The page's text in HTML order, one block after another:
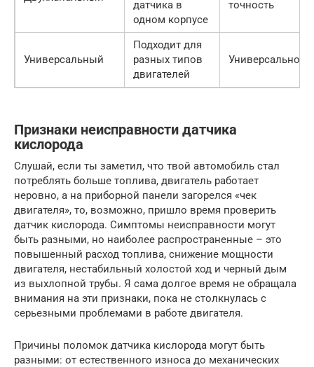
датчика в
одном корпусе
точность
Универсальный
Подходит для
разных типов
двигателей
Признаки неисправности датчика
кислорода
Слушай, если ты заметил, что твой автомобиль стал
потреблять больше топлива, двигатель работает
неровно, а на приборной панели загорелся «чек
двигателя», то, возможно, пришло время проверить
датчик кислорода. Симптомы неисправности могут
быть разными, но наиболее распространенные – это
повышенный расход топлива, снижение мощности
двигателя, нестабильный холостой ход и черный дым
из выхлопной трубы. Я сама долгое время не обращала
внимания на эти признаки, пока не столкнулась с
серьезными проблемами в работе двигателя.
Причины поломок датчика кислорода могут быть
разными: от естественного износа до механических